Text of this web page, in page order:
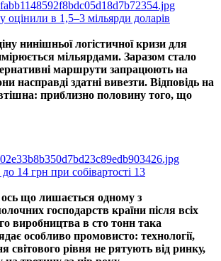
оцінили в 1,5–3 мільярди доларів
нинішньої логістичної кризи для
мільярдами. Заразом стало
маршрути запрацюють на
насправді здатні вивезти. Відповідь на
приблизно половину того, що
14 грн при собівартості 13
що лишається одному з
господарств країни після всіх
виробництва в сто тонн така
особливо промовисто: технології,
світового рівня не рятують від ринку,